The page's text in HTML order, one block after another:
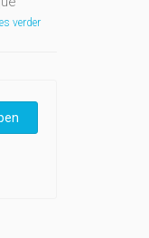
verder